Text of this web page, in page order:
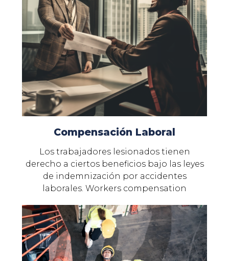
Compensación Laboral
Los trabajadores lesionados tienen
derecho a ciertos beneficios bajo las leyes
de indemnización por accidentes
laborales. Workers compensation